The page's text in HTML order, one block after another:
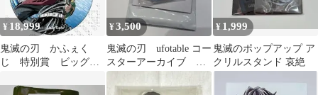
¥18,999
鬼滅の刃 かふぇく
じ 特別賞 ビッグサ
岡義勇
¥3,500
鬼滅の刃 ufotable コー
スターアーカイブ オ
ーロラチャーム 鬼舞
辻無惨
¥ 1,999
鬼滅のポップアップ ア
クリルスタンド 哀絶